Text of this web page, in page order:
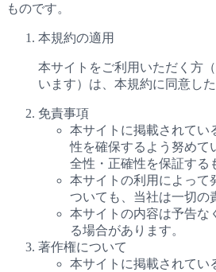
ものです。
本規約の適用
本サイトをご利用いただく方
います）は、本規約に同意し
免責事項
本サイトに掲載されてい
性を確保するよう努めて
全性・正確性を保証する
本サイトの利用によって
ついても、当社は一切の
本サイトの内容は予告な
る場合があります。
著作権について
本サイトに掲載されてい